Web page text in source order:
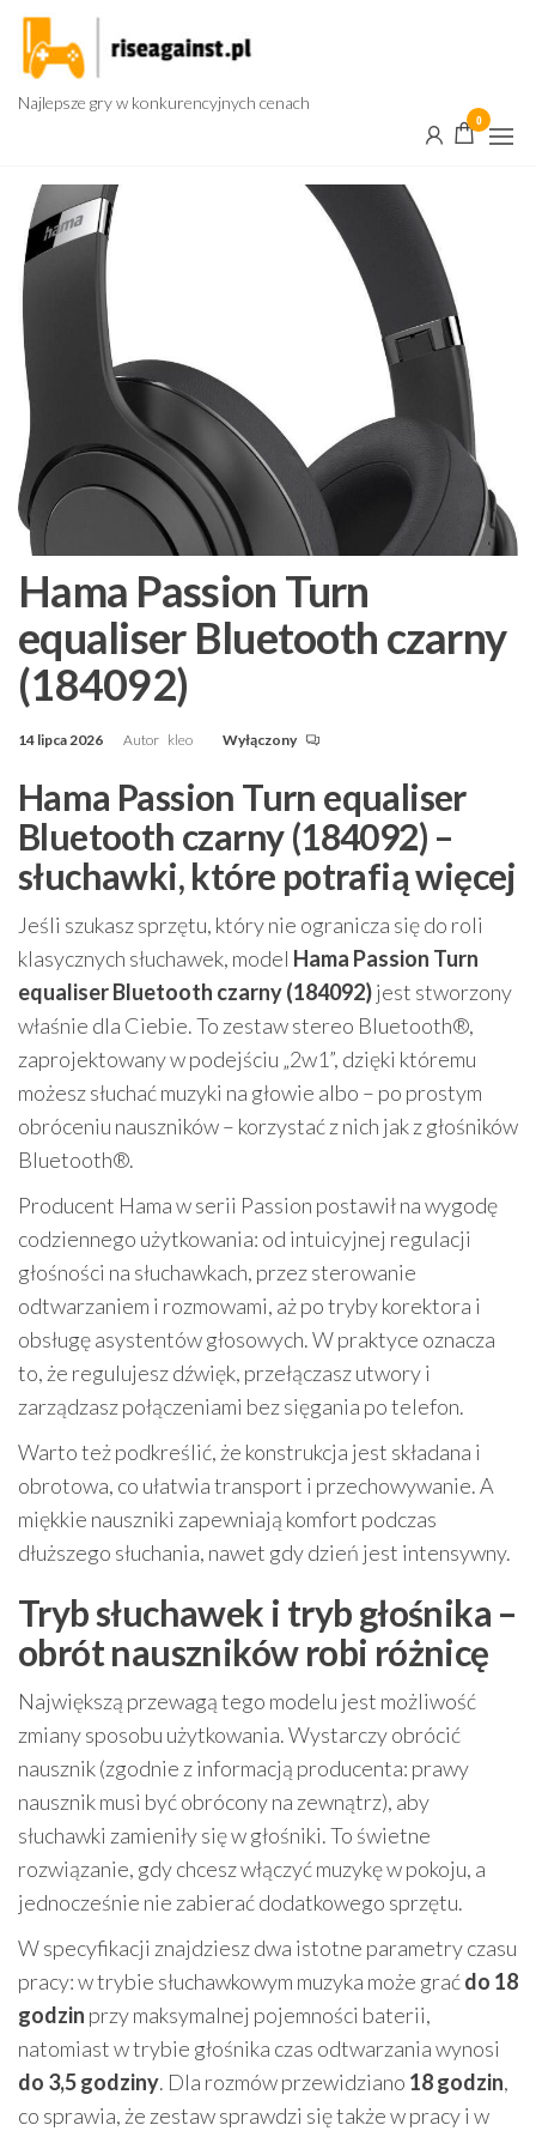
Przejdź
treści
Najlepsze gry w konkurencyjnych cenach
0
Hama Passion Turn
equaliser Bluetooth czarny
(184092)
14 lipca 2026 Autor kleo Wyłączony
Hama Passion Turn equaliser
Bluetooth czarny (184092) –
słuchawki, które potrafią więcej
Jeśli szukasz sprzętu, który nie ogranicza się do roli
klasycznych słuchawek, model Hama Passion Turn
equaliser Bluetooth czarny (184092)jest stworzony
właśnie dla Ciebie. To zestaw stereo Bluetooth®,
zaprojektowany w podejściu „2w1”, dzięki któremu
możesz słuchać muzyki na głowie albo – po prostym
obróceniu nauszników – korzystać z nich jak z głośników
Bluetooth®.
Producent Hama w serii Passion postawił na wygodę
codziennego użytkowania: od intuicyjnej regulacji
głośności na słuchawkach, przez sterowanie
odtwarzaniem i rozmowami, aż po tryby korektora i
obsługę asystentów głosowych. W praktyce oznacza
to, że regulujesz dźwięk, przełączasz utwory i
zarządzasz połączeniami bez sięgania po telefon.
Warto też podkreślić, że konstrukcja jest składana i
obrotowa, co ułatwia transport i przechowywanie. A
miękkie nauszniki zapewniają komfort podczas
dłuższego słuchania, nawet gdy dzień jest intensywny.
Tryb słuchawek i tryb głośnika –
obrót nauszników robi różnicę
Największą przewagą tego modelu jest możliwość
zmiany sposobu użytkowania. Wystarczy obrócić
nausznik (zgodnie z informacją producenta: prawy
nausznik musi być obrócony na zewnątrz), aby
słuchawki zamieniły się w głośniki. To świetne
rozwiązanie, gdy chcesz włączyć muzykę w pokoju, a
jednocześnie nie zabierać dodatkowego sprzętu.
W specyfikacji znajdziesz dwa istotne parametry czasu
pracy: w trybie słuchawkowym muzyka może graćdo 18
godzin przy maksymalnej pojemności baterii,
natomiast w trybie głośnika czas odtwarzania wynosi
do 3,5 godziny. Dla rozmów przewidziano 18 godzin,
co sprawia, że zestaw sprawdzi się także w pracy i w